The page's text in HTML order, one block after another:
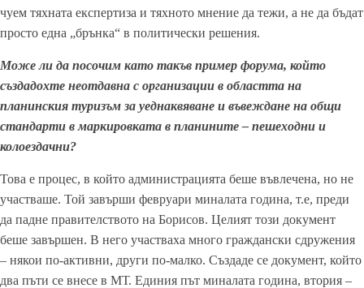
чуем тяхната експертиза и тяхното мнение да тежи, а не да бъдат
просто една „брънка“ в политически решения.
Може ли да посочим като такъв пример форума, който
създадохте неотдавна с организации в областта на
планинския туризъм за уеднаквяване и въвеждане на общи
стандарти в маркировката в планините – пешеходни и
колоездачни?
Това е процес, в който администрацията беше въвлечена, но не
участваше. Той завърши февруари миналата година, т.е, преди
да падне правителството на Борисов. Целият този документ
беше завършен. В него участваха много граждански сдружения
– някои по-активни, други по-малко. Създаде се документ, който
два пъти се внесе в МТ. Единия път миналата година, втория –